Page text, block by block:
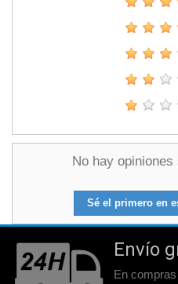
No hay
Sé el primero en
Envío
En